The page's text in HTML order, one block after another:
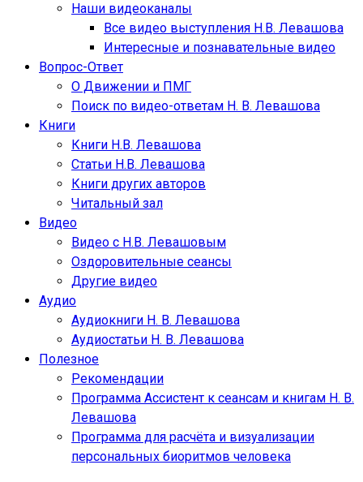
Наши видеоканалы
Все видео выступления Н.В. Левашова
Интересные и познавательные видео
Вопрос-Ответ
О Движении и ПМГ
Поиск по видео-ответам Н. В. Левашова
Книги
Книги Н.В. Левашова
Статьи Н.В. Левашова
Книги других авторов
Читальный зал
Видео
Видео с Н.В. Левашовым
Оздоровительные сеансы
Другие видео
Аудио
Аудиокниги Н. В. Левашова
Аудиостатьи Н. В. Левашова
Полезное
Рекомендации
Программа Ассистент к сеансам и книгам Н. В.
Левашова
Программа для расчёта и визуализации
персональных биоритмов человека